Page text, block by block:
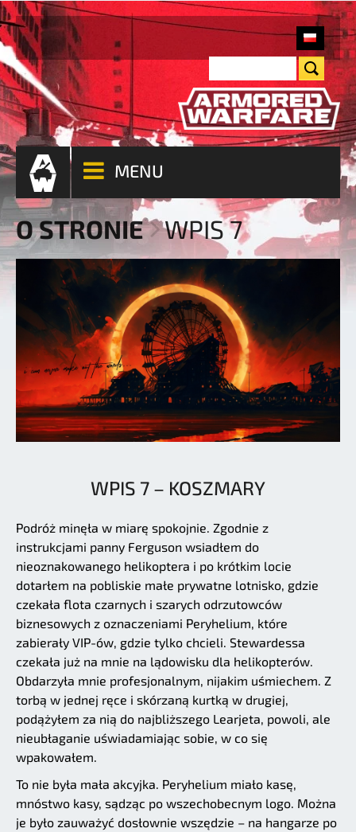
MENU
O STRONIE WPIS 7
WPIS 7 – KOSZMARY
Podróż minęła w miarę spokojnie. Zgodnie z
instrukcjami panny Ferguson wsiadłem do
nieoznakowanego helikoptera i po krótkim locie
dotarłem na pobliskie małe prywatne lotnisko, gdzie
czekała flota czarnych i szarych odrzutowców
biznesowych z oznaczeniami Peryhelium, które
zabierały VIP-ów, gdzie tylko chcieli. Stewardessa
czekała już na mnie na lądowisku dla helikopterów.
Obdarzyła mnie profesjonalnym, nijakim uśmiechem. Z
torbą w jednej ręce i skórzaną kurtką w drugiej,
podążyłem za nią do najbliższego Learjeta, powoli, ale
nieubłaganie uświadamiając sobie, w co się
wpakowałem.
To nie była mała akcyjka. Peryhelium miało kasę,
mnóstwo kasy, sądząc po wszechobecnym logo. Można
je było zauważyć dosłownie wszędzie – na hangarze po